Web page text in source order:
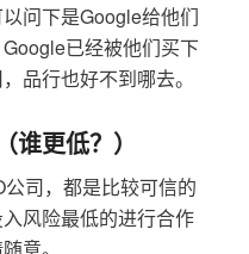
问下是Google给他们
已经被他们买下
品行也好不到哪去。
更低？）
司，都是比较可信的
风险最低的进行合作